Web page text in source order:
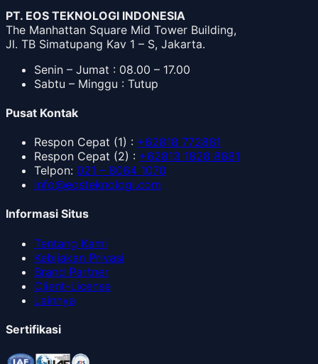
PT. EOS TEKNOLOGI INDONESIA
The Manhattan Square Mid Tower Building,
Jl. TB Simatupang Kav 1 – S, Jakarta.
Senin – Jumat : 08.00 – 17.00
Sabtu – Minggu : Tutup
Pusat Kontak
Respon Cepat (1) : +62818 772881
Respon Cepat (2) : +62813 1828 8881
Telpon: 021 – 8064 1070
info@eosteknologi.com
Informasi Situs
Tentang Kami
Kebijakan Privasi
Brand Partner
Client-License
Lainnya
Sertifikasi